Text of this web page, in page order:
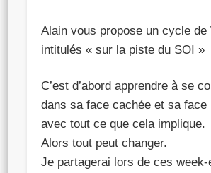
Alain vous propose un cycle de
intitulés « sur la piste du SOI »
C’est d’abord apprendre à se
dans sa face cachée et sa face
avec tout ce que cela implique.
Alors tout peut changer.
Je partagerai lors de ces week-